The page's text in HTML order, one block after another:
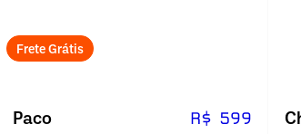
Frete Grátis
Paco R$ 599